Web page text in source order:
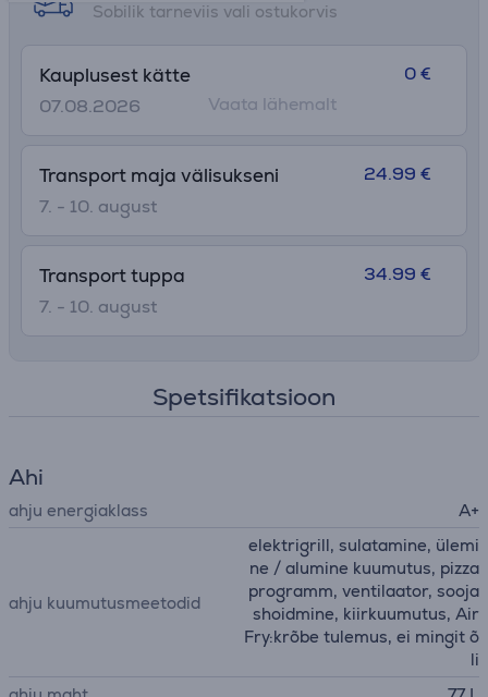
Sobilik tarneviis vali ostukorvis
Kauplusest kätte
07.08.2026
0 €
Vaata lähemalt
Transport maja välisukseni
7. - 10. august
24.99 €
Transport tuppa
7. - 10. august
34.99 €
Spetsifikatsioon
Ahi
ahju energiaklass A+
ahju kuumutusmeetodid
elektrigrill, sulatamine, ülemi
ne / alumine kuumutus, pizza
programm, ventilaator, sooja
shoidmine, kiirkuumutus, Air
Fry:krõbe tulemus, ei mingit õ
li